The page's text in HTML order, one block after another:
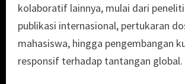
kolaboratif lainnya, mulai dari
publikasi internasional, pertukaran
mahasiswa, hingga pengembangan
responsif terhadap tantangan global.